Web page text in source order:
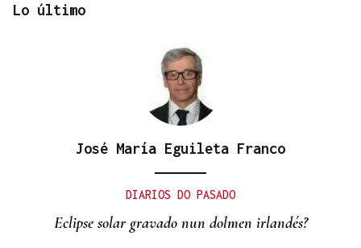
La lluvia deja en Barrio 500.000 euros en daños
Lo último
José María Eguileta Franco
DIARIOS DO PASADO
Eclipse solar gravado nun dolmen irlandés?